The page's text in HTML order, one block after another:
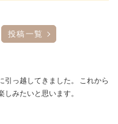
投稿一覧
引っ越してきました。 これから
みたいと思います。